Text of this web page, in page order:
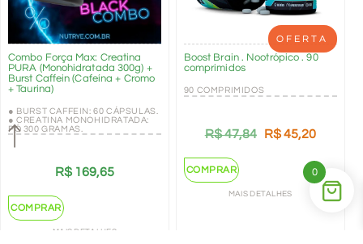
Combo Força Max: Creatina
PURA (Monohidratada 300g) +
Burst Caffein (Cafeína + Cromo
+ Taurina)
● BURST CAFFEIN: 60 CÁPSULAS.
● CREATINA MONOHIDRATADA:
PÓ 300 GRAMAS.
R$169,65
COMPRAR
MAIS DETALHES
OFERTA
Boost Brain . Nootrópico . 90
comprimidos
90 COMPRIMIDOS
R$47,84 R$45,20
COMPRAR
MAIS DETALHES
0